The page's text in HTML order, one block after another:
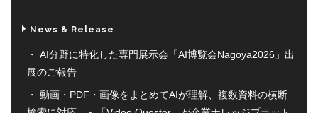
News & Release
AI分野に特化した専門展示会「AI博覧会Nagoya2026」出
展のご報告
動画・PDF・画像をまとめてAIが理解、複数資料の横断